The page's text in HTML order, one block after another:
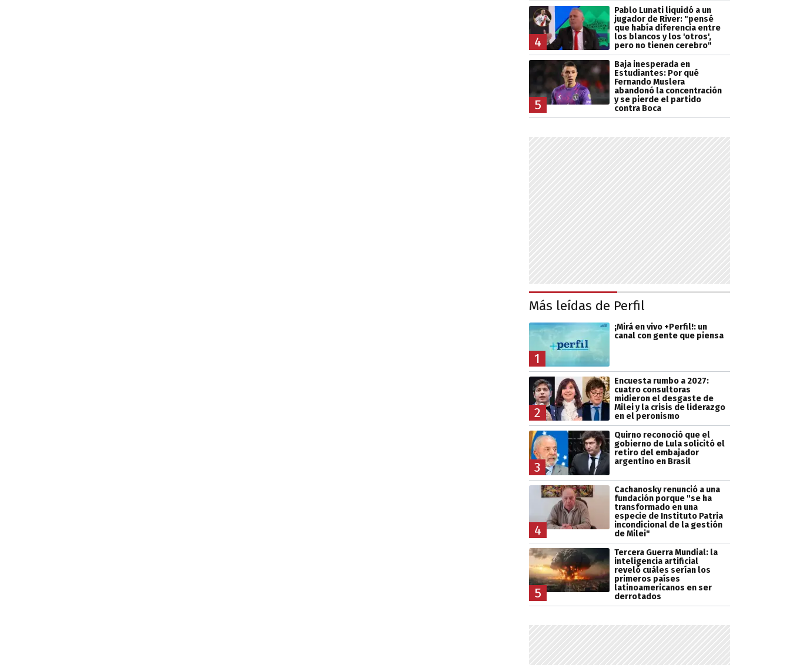
4
Pablo Lunati liquidó a un
jugador de River: "pensé
que había diferencia entre
los blancos y los 'otros',
pero no tienen cerebro"
5
Baja inesperada en
Estudiantes: Por qué
Fernando Muslera
abandonó la concentración
y se pierde el partido
contra Boca
Más leídas de Perfil
1
¡Mirá en vivo +Perfil!: un
canal con gente que piensa
2
Encuesta rumbo a 2027:
cuatro consultoras
midieron el desgaste de
Milei y la crisis de liderazgo
en el peronismo
3
Quirno reconoció que el
gobierno de Lula solicitó el
retiro del embajador
argentino en Brasil
4
Cachanosky renunció a una
fundación porque "se ha
transformado en una
especie de Instituto Patria
incondicional de la gestión
de Milei"
5
Tercera Guerra Mundial: la
inteligencia artificial
reveló cuáles serían los
primeros países
latinoamericanos en ser
derrotados